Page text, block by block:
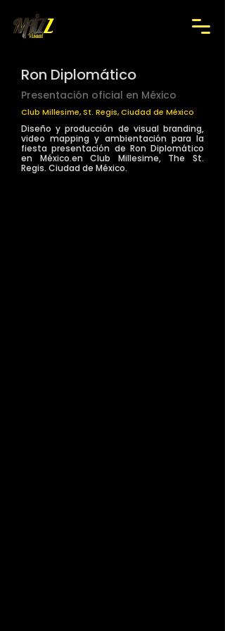
Ron Diplomático
Presentación oficial en México
Club Millesime, St. Regis, Ciudad de México
Diseño y producción de visual branding,
video mapping y ambientación para la
fiesta presentación de Ron Diplomático
en México.en Club Millesime, The St.
Regis. Ciudad de México.
>